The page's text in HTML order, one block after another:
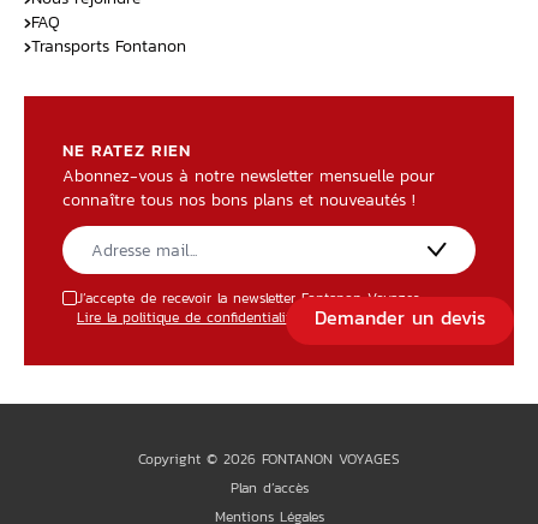
Demander un devis
FAQ
Transports Fontanon
NE RATEZ RIEN
Abonnez-vous à notre newsletter mensuelle pour
connaître tous nos bons plans et nouveautés !
J’accepte de recevoir la newsletter Fontanon Voyages.
Lire la politique de confidentialité
Copyright © 2026 FONTANON VOYAGES
Plan d’accès
Mentions Légales